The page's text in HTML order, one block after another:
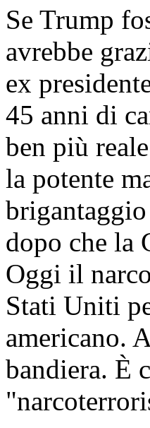
Se Trump
avrebbe
ex
45 anni di
ben più
la potente
dopo che la
Oggi il
Stati Uniti
americano.
bandiera. È